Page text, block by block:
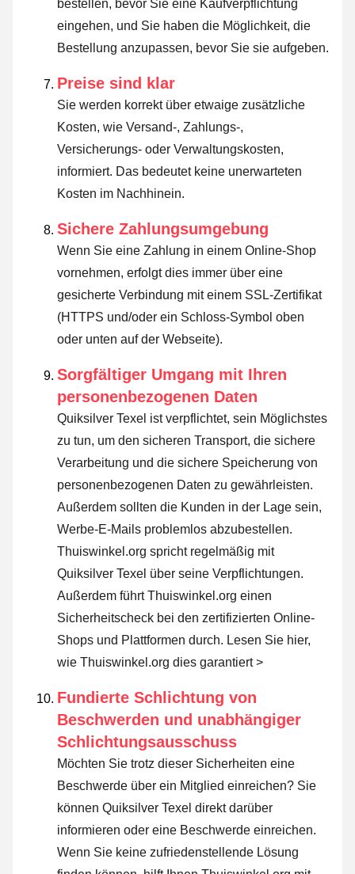
bestellen, bevor Sie eine Kaufverpflichtung
eingehen, und Sie haben die Möglichkeit, die
Bestellung anzupassen, bevor Sie sie aufgeben.
Preise sind klar
Sie werden korrekt über etwaige zusätzliche
Kosten, wie Versand-, Zahlungs-,
Versicherungs- oder Verwaltungskosten,
informiert. Das bedeutet keine unerwarteten
Kosten im Nachhinein.
Sichere Zahlungsumgebung
Wenn Sie eine Zahlung in einem Online-Shop
vornehmen, erfolgt dies immer über eine
gesicherte Verbindung mit einem SSL-Zertifikat
(HTTPS und/oder ein Schloss-Symbol oben
oder unten auf der Webseite).
Sorgfältiger Umgang mit Ihren
personenbezogenen Daten
Quiksilver Texel ist verpflichtet, sein Möglichstes
zu tun, um den sicheren Transport, die sichere
Verarbeitung und die sichere Speicherung von
personenbezogenen Daten zu gewährleisten.
Außerdem sollten die Kunden in der Lage sein,
Werbe-E-Mails problemlos abzubestellen.
Thuiswinkel.org spricht regelmäßig mit
Quiksilver Texel über seine Verpflichtungen.
Außerdem führt Thuiswinkel.org einen
Sicherheitscheck bei den zertifizierten Online-
Shops und Plattformen durch. Lesen Sie hier,
wie Thuiswinkel.org dies garantiert >
Fundierte Schlichtung von
Beschwerden und unabhängiger
Schlichtungsausschuss
Möchten Sie trotz dieser Sicherheiten eine
Beschwerde über ein Mitglied einreichen? Sie
können Quiksilver Texel direkt darüber
informieren oder eine Beschwerde einreichen.
Wenn Sie keine zufriedenstellende Lösung